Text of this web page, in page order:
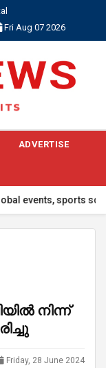
Fri Aug 07 2026
ADVERTISE
sports
നിന്ന്
Friday, 28 June 2024